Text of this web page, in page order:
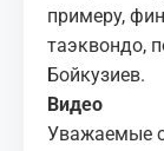
примеру,
таэквондо,
Бойкузиев.
Видео
Уважаемые